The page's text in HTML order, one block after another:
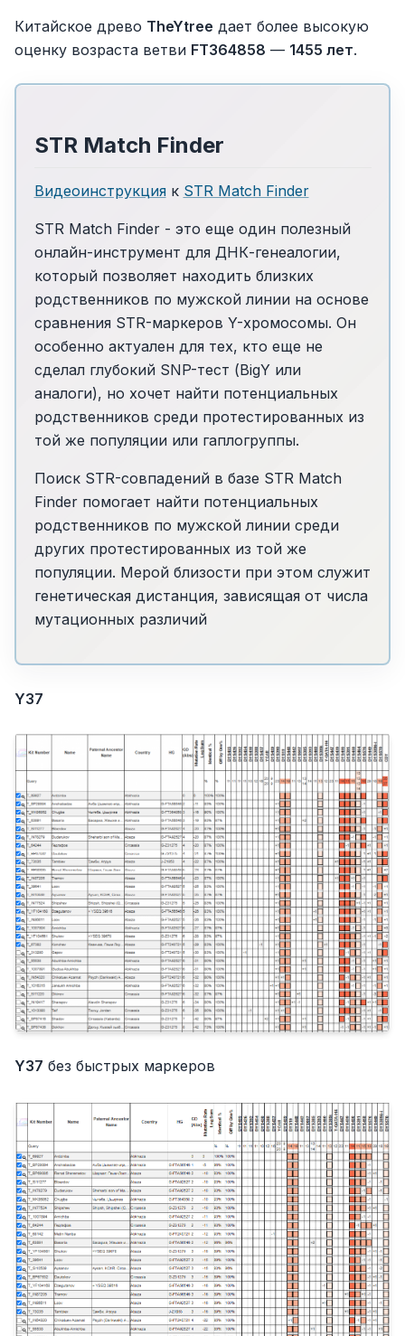
Китайское древо TheYtree дает более высокую
оценку возраста ветви FT364858 — 1455 лет.
STR Match Finder
Видеоинструкцияк STR Match Finder
STR Match Finder - это еще один полезный
онлайн-инструмент для ДНК-генеалогии,
который позволяет находить близких
родственников по мужской линии на основе
сравнения STR-маркеров Y-хромосомы. Он
особенно актуален для тех, кто еще не
сделал глубокий SNP-тест (BigY или
аналоги), но хочет найти потенциальных
родственников среди протестированных из
той же популяции или гаплогруппы.
Поиск STR-совпадений в базе STR Match
Finder помогает найти потенциальных
родственников по мужской линии среди
других протестированных из той же
популяции. Мерой близости при этом служит
генетическая дистанция, зависящая от числа
мутационных различий
Y37
Y37 без быстрых маркеров